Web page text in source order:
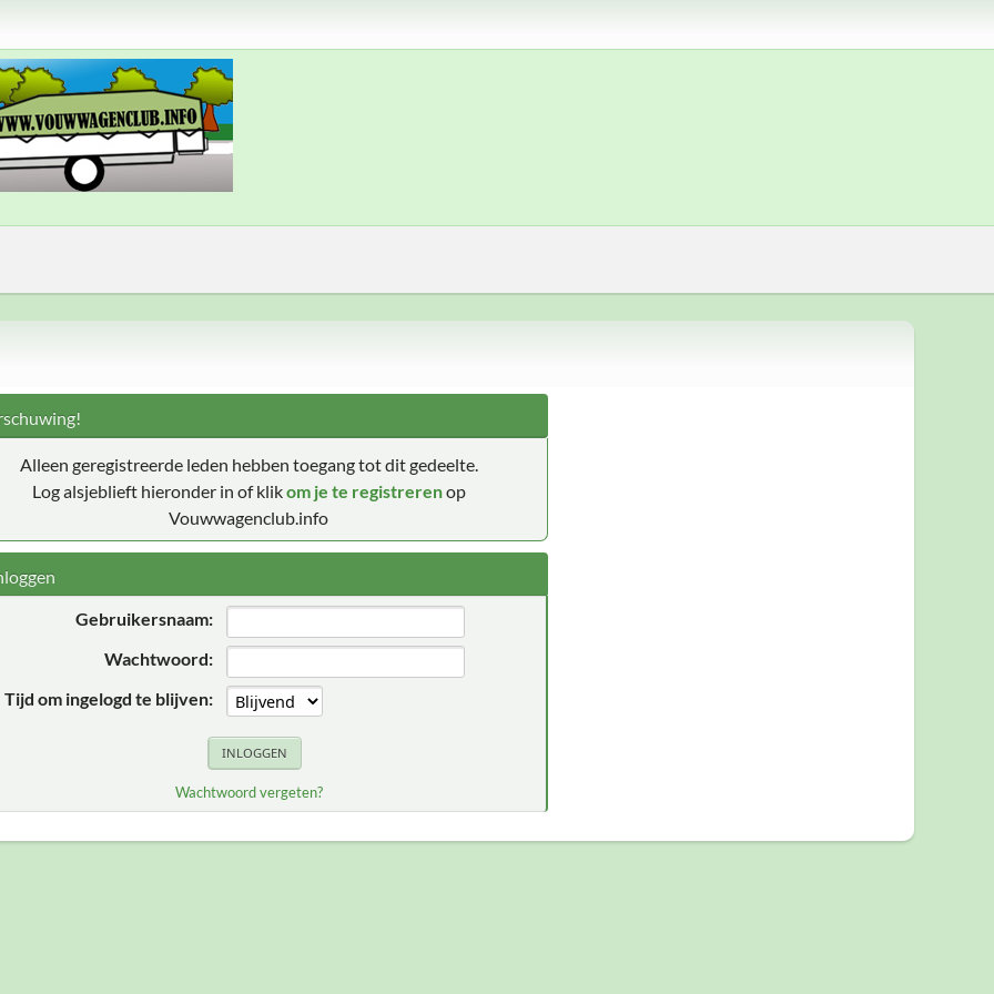
Alleen geregistreerde leden hebben toegang tot dit gedeelte.
Log alsjeblieft hieronder in of klikom je te registrerenop
Vouwwagenclub.info
Gebruikersnaam:
Wachtwoord:
Tijd om ingelogd te blijven:
Wachtwoord vergeten?